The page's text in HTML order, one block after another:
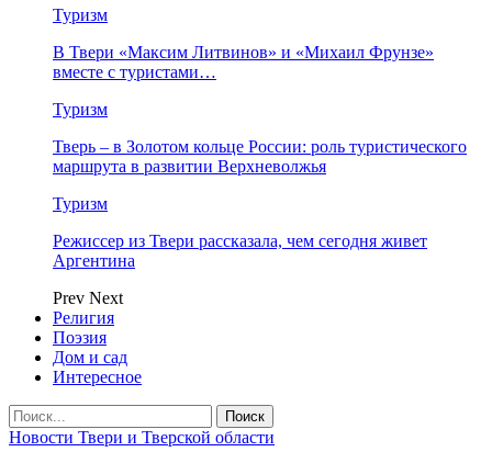
Туризм
В Твери «Максим Литвинов» и «Михаил Фрунзе»
вместе с туристами…
Туризм
Тверь – в Золотом кольце России: роль туристического
маршрута в развитии Верхневолжья
Туризм
Режиссер из Твери рассказала, чем сегодня живет
Аргентина
Prev Next
Религия
Поэзия
Дом и сад
Интересное
Новости Твери и Тверской области